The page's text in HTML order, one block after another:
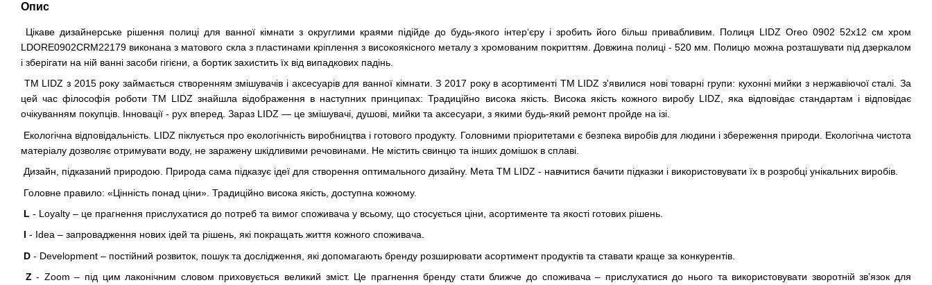
Опис
Цікаве дизайнерське рішення полиці для ванної кімнати з округлими краями підійде до будь-якого інтер‘єру і зробить його більш привабливим. Полиця LIDZ Oreo 0902 52х12 см хром
LDORE0902CRM22179 виконана з матового скла з пластинами кріплення з високоякісного металу з хромованим покриттям. Довжина полиці - 520 мм. Полицю можна розташувати під дзеркалом
і зберігати на ній ванні засоби гігієни, а бортик захистить їх від випадкових падінь.
ТМ LIDZ з 2015 року займається створенням змішувачів і аксесуарів для ванної кімнати. З 2017 року в асортименті ТМ LIDZ з'явилися нові товарні групи: кухонні мийки з нержавіючої сталі. За
цей час філософія роботи ТМ LIDZ знайшла відображення в наступних принципах: Традиційно висока якість. Висока якість кожного виробу LIDZ, яка відповідає стандартам і відповідає
очікуванням покупців. Інновації - рух вперед. Зараз LIDZ — це змішувачі, душові, мийки та аксесуари, з якими будь-який ремонт пройде на ізі.
Екологічна відповідальність. LIDZ піклується про екологічність виробництва і готового продукту. Головними пріоритетами є безпека виробів для людини і збереження природи. Екологічна чистота
матеріалу дозволяє отримувати воду, не заражену шкідливими речовинами. Не містить свинцю та інших домішок в сплаві.
Дизайн, підказаний природою. Природа сама підказує ідеї для створення оптимального дизайну. Мета ТМ LIDZ - навчитися бачити підказки і використовувати їх в розробці унікальних виробів.
Головне правило: «Цінність понад ціни». Традиційно висока якість, доступна кожному.
L - Loyalty – це прагнення прислухатися до потреб та вимог споживача у всьому, що стосується ціни, асортиментe та якості готових рішень.
I - Idea – запровадження нових ідей та рішень, які покращать життя кожного споживача.
D - Development – постійний розвиток, пошук та дослідження, які допомагають бренду розширювати асортимент продуктів та ставати краще за конкурентів.
Z - Zoom – під цим лаконічним словом приховується великий зміст. Це прагнення бренду стати ближче до споживача – прислухатися до нього та використовувати зворотній зв’язок для